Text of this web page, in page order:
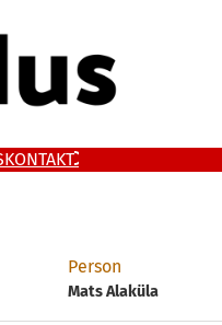
KONTAKT
Person
Mats Alaküla